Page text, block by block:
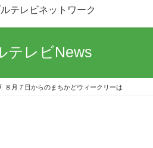
テレビネットワーク
テレビNews
８月７日からのまちかどウィークリーは